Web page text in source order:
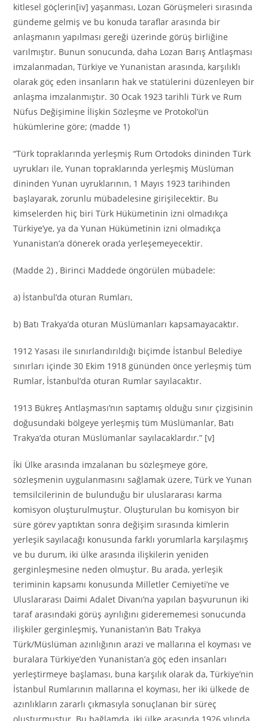
kitlesel göçlerin[iv] yaşanması, Lozan Görüşmeleri sırasında
gündeme gelmiş ve bu konuda taraflar arasında bir
anlaşmanın yapılması gereği üzerinde görüş birliğine
varılmıştır. Bunun sonucunda, daha Lozan Barış Antlaşması
imzalanmadan, Türkiye ve Yunanistan arasında, karşılıklı
olarak göç eden insanların hak ve statülerini düzenleyen bir
anlaşma imzalanmıştır. 30 Ocak 1923 tarihli Türk ve Rum
Nüfus Değişimine İlişkin Sözleşme ve Protokol’ün
hükümlerine göre; (madde 1)
“Türk topraklarında yerleşmiş Rum Ortodoks dininden Türk
uyrukları ile, Yunan topraklarında yerleşmiş Müslüman
dininden Yunan uyruklarının, 1 Mayıs 1923 tarihinden
başlayarak, zorunlu mübadelesine girişilecektir. Bu
kimselerden hiç biri Türk Hükümetinin izni olmadıkça
Türkiye’ye, ya da Yunan Hükümetinin izni olmadıkça
Yunanistan’a dönerek orada yerleşemeyecektir.
(Madde 2) , Birinci Maddede öngörülen mübadele:
a) İstanbul’da oturan Rumları,
b) Batı Trakya’da oturan Müslümanları kapsamayacaktır.
1912 Yasası ile sınırlandırıldığı biçimde İstanbul Belediye
sınırları içinde 30 Ekim 1918 gününden önce yerleşmiş tüm
Rumlar, İstanbul’da oturan Rumlar sayılacaktır.
1913 Bükreş Antlaşması’nın saptamış olduğu sınır çizgisinin
doğusundaki bölgeye yerleşmiş tüm Müslümanlar, Batı
Trakya’da oturan Müslümanlar sayılacaklardır.” [v]
İki Ülke arasında imzalanan bu sözleşmeye göre,
sözleşmenin uygulanmasını sağlamak üzere, Türk ve Yunan
temsilcilerinin de bulunduğu bir uluslararası karma
komisyon oluşturulmuştur. Oluşturulan bu komisyon bir
süre görev yaptıktan sonra değişim sırasında kimlerin
yerleşik sayılacağı konusunda farklı yorumlarla karşılaşmış
ve bu durum, iki ülke arasında ilişkilerin yeniden
gerginleşmesine neden olmuştur. Bu arada, yerleşik
teriminin kapsamı konusunda Milletler Cemiyeti’ne ve
Uluslararası Daimi Adalet Divanı’na yapılan başvurunun iki
taraf arasındaki görüş ayrılığını giderememesi sonucunda
ilişkiler gerginleşmiş, Yunanistan’ın Batı Trakya
Türk/Müslüman azınlığının arazi ve mallarına el koyması ve
buralara Türkiye’den Yunanistan’a göç eden insanları
yerleştirmeye başlaması, buna karşılık olarak da, Türkiye’nin
İstanbul Rumlarının mallarına el koyması, her iki ülkede de
azınlıkların zararlı çıkmasıyla sonuçlanan bir süreç
oluşturmuştur. Bu bağlamda, iki ülke arasında 1926 yılında